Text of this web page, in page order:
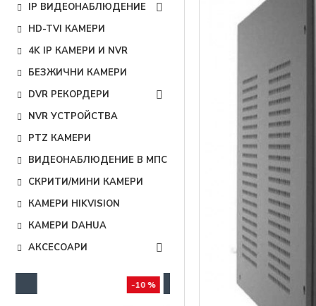
IP ВИДЕОНАБЛЮДЕНИЕ
HD-TVI КАМЕРИ
4K IP КАМЕРИ И NVR
БЕЗЖИЧНИ КАМЕРИ
DVR РЕКОРДЕРИ
NVR УСТРОЙСТВА
PTZ КАМЕРИ
ВИДЕОНАБЛЮДЕНИЕ В МПС
СКРИТИ/МИНИ КАМЕРИ
КАМЕРИ HIKVISION
КАМЕРИ DAHUA
АКСЕСОАРИ
-5 % -10 %